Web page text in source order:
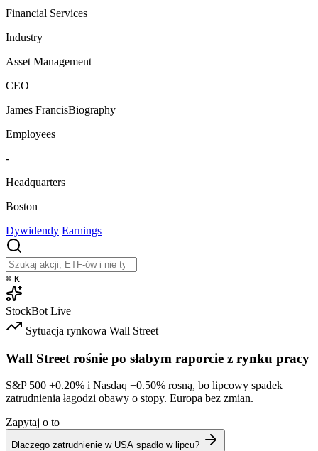
Financial Services
Industry
Asset Management
CEO
James FrancisBiography
Employees
-
Headquarters
Boston
Dywidendy Earnings
⌘ K
StockBot Live
Sytuacja rynkowa Wall Street
Wall Street rośnie po słabym raporcie z rynku pracy
S&P 500 +0.20% i Nasdaq +0.50% rosną, bo lipcowy spadek
zatrudnienia łagodzi obawy o stopy. Europa bez zmian.
Zapytaj o to
Dlaczego zatrudnienie w USA spadło w lipcu?